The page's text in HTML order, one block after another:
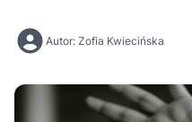
Autor: Zofia Kwiecińska